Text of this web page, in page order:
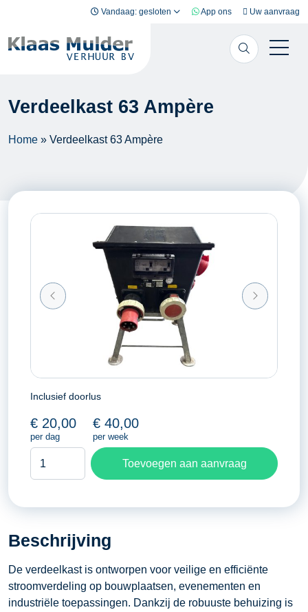
Vandaag: gesloten App ons Uw aanvraag
Verdeelkast 63 Ampère
Home » Verdeelkast 63 Ampère
Inclusief doorlus
€ 20,00
per dag
€ 40,00
per week
aantal
Toevoegen aan aanvraag
Beschrijving
De verdeelkast is ontworpen voor veilige en efficiënte
stroomverdeling op bouwplaatsen, evenementen en
industriële toepassingen. Dankzij de robuuste behuizing is